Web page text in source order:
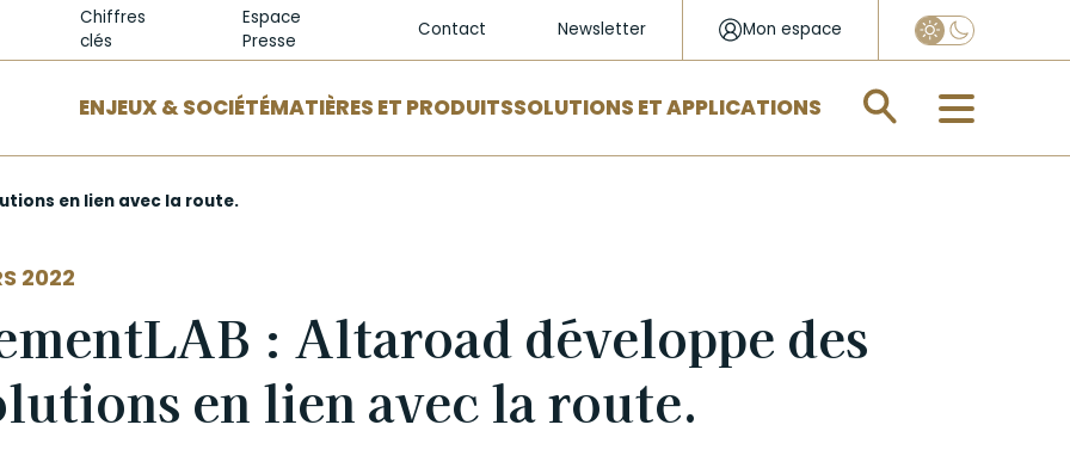
Chiffres
clés
Espace
Presse
Contact Newsletter Mon espace
Appliquer
ENJEUX & SOCIÉTÉMATIÈRES ET PRODUITSSOLUTIONS ET APPLICATIONS
en lien avec la route.
2022
: Altaroad développe des
en lien avec la route.